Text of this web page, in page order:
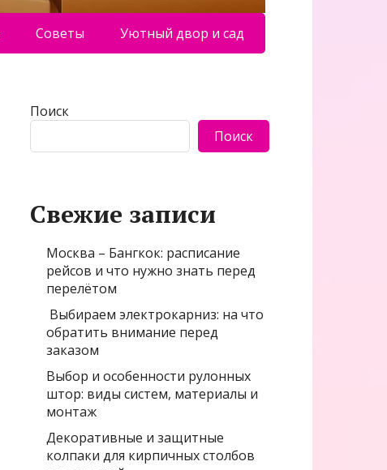
Советы Уютный двор и сад
Поиск
Поиск
Свежие записи
Москва – Бангкок: расписание
рейсов и что нужно знать перед
перелётом
Выбираем электрокарниз: на что
обратить внимание перед
заказом
Выбор и особенности рулонных
штор: виды систем, материалы и
монтаж
Декоративные и защитные
колпаки для кирпичных столбов